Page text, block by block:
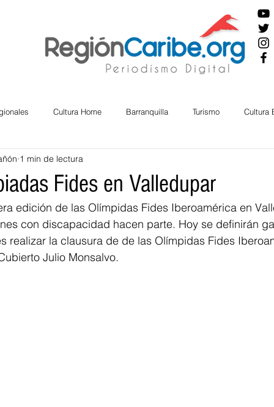
Cultura Home Barranquilla Turismo Cultura
Cesar English
Mayores Economía RAP CARIBE Política
BIENESTAR AMBIENTAL
Fides en Valledupar
1 min de lectura
edición de las Olímpidas Fides Iberoamérica en
con discapacidad hacen parte. Hoy se definirán
realizar la clausura de de las Olímpidas Fides
Julio Monsalvo.